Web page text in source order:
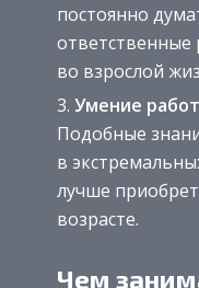
постоянно
во взрослой
Умение
Подобные
в
лучше
возрасте.
Чем